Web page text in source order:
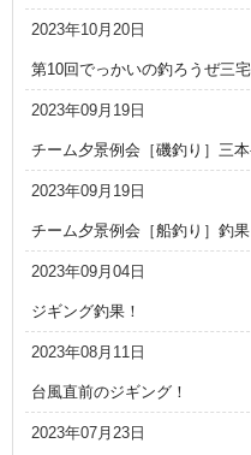
2023年10月20日
第10回でっかいの釣ろうぜ三
2023年09月19日
チーム夕景例会［磯釣り］三
2023年09月19日
チーム夕景例会［船釣り］釣果
2023年09月04日
ジギング釣果！
2023年08月11日
台風直前のジギング！
2023年07月23日